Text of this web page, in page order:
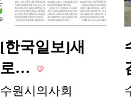
[한국일보]새
로…
수원시의사회